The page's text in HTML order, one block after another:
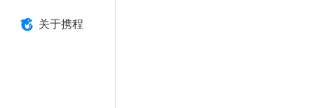
关于携程